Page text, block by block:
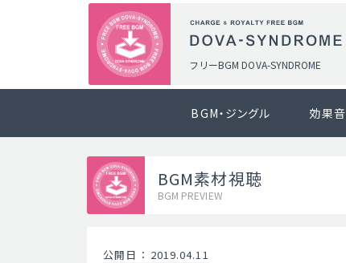
フリーBGM DOVA-SYNDROME
BGM・ジングル 効果音
BGM素材視聴
BGM PREVIEW
公開日 ： 2019.04.11